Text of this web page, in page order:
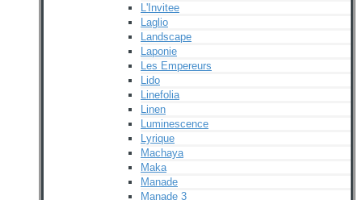
L'Invitee
Laglio
Landscape
Laponie
Les Empereurs
Lido
Linefolia
Linen
Luminescence
Lyrique
Machaya
Maka
Manade
Manade 3